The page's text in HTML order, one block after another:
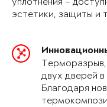
уплотнения –
эстетики, защиты и
двух дверей
Благодаря